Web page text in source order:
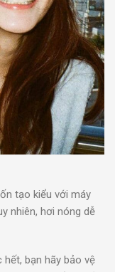
tạo kiểu với máy
nhiên, hơi nóng dễ
bạn hãy bảo vệ